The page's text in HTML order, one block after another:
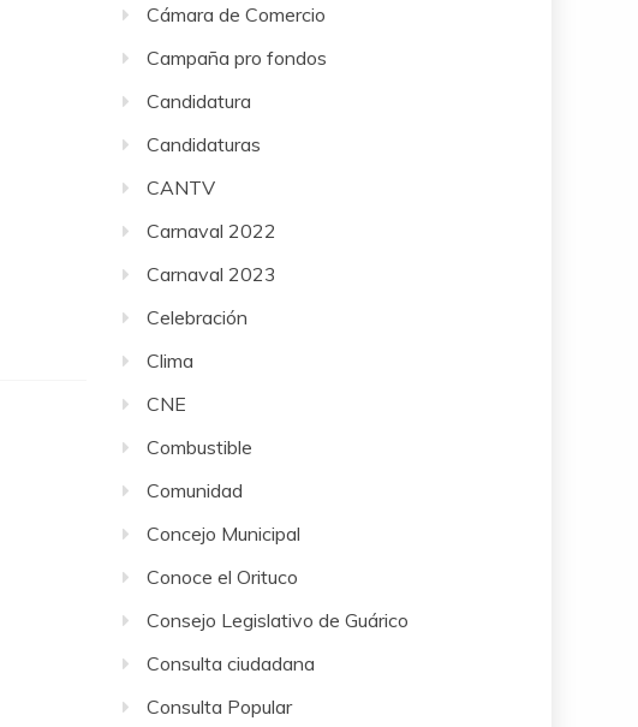
Cámara de Comercio
Campaña pro fondos
Candidatura
Candidaturas
CANTV
Carnaval 2022
Carnaval 2023
Celebración
Clima
CNE
Combustible
Comunidad
Concejo Municipal
Conoce el Orituco
Consejo Legislativo de Guárico
Consulta ciudadana
Consulta Popular